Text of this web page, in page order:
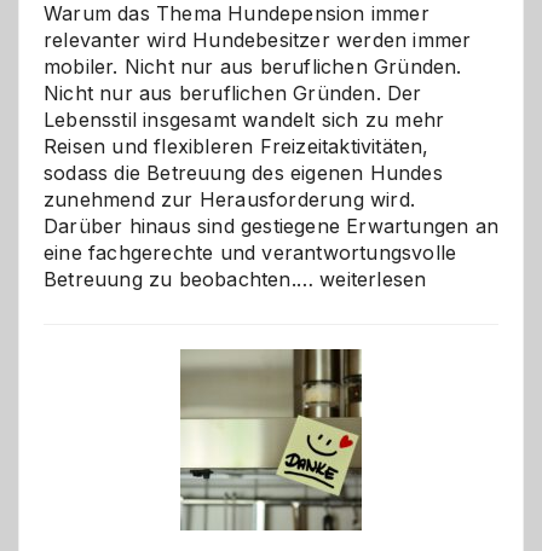
Warum das Thema Hundepension immer
relevanter wird Hundebesitzer werden immer
mobiler. Nicht nur aus beruflichen Gründen.
Nicht nur aus beruflichen Gründen. Der
Lebensstil insgesamt wandelt sich zu mehr
Reisen und flexibleren Freizeitaktivitäten,
sodass die Betreuung des eigenen Hundes
zunehmend zur Herausforderung wird.
Darüber hinaus sind gestiegene Erwartungen an
eine fachgerechte und verantwortungsvolle
Betreuung zu beobachten.…Betreuung
wann
ist
eine
Hundepension
die
richtige
weiterlesen